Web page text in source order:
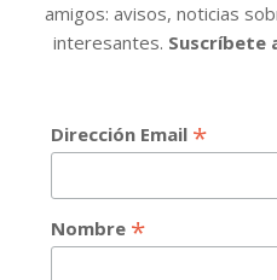
amigos: avisos, noticias
interesantes. Suscríbete
Dirección Email *
Nombre *